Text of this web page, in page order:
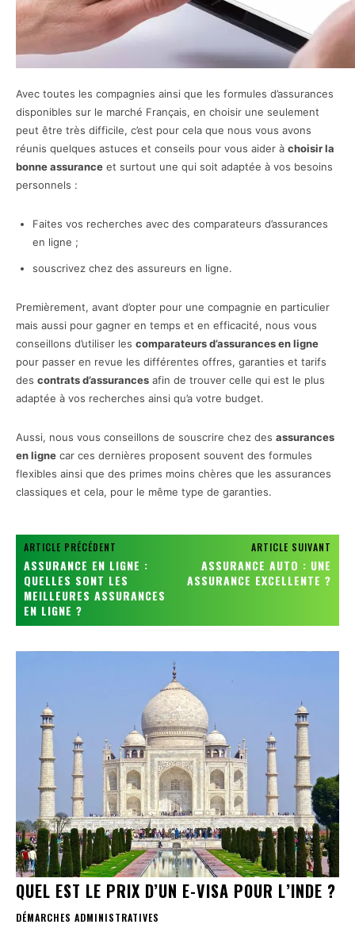
Avec toutes les compagnies ainsi que les formules d’assurances
disponibles sur le marché Français, en choisir une seulement
peut être très difficile, c’est pour cela que nous vous avons
réunis quelques astuces et conseils pour vous aider à choisir la
bonne assurance et surtout une qui soit adaptée à vos besoins
personnels :
Faites vos recherches avec des comparateurs d’assurances
en ligne ;
souscrivez chez des assureurs en ligne.
Premièrement, avant d’opter pour une compagnie en particulier
mais aussi pour gagner en temps et en efficacité, nous vous
conseillons d’utiliser les comparateurs d’assurances en ligne
pour passer en revue les différentes offres, garanties et tarifs
des contrats d’assurances afin de trouver celle qui est le plus
adaptée à vos recherches ainsi qu’a votre budget.
Aussi, nous vous conseillons de souscrire chez des assurances
en ligne car ces dernières proposent souvent des formules
flexibles ainsi que des primes moins chères que les assurances
classiques et cela, pour le même type de garanties.
ARTICLE PRÉCÉDENT
ASSURANCE EN LIGNE :
QUELLES SONT LES
MEILLEURES ASSURANCES
EN LIGNE ?
ARTICLE SUIVANT
ASSURANCE AUTO : UNE
ASSURANCE EXCELLENTE ?
QUEL EST LE PRIX D’UN E-VISA POUR L’INDE ?
DÉMARCHES ADMINISTRATIVES